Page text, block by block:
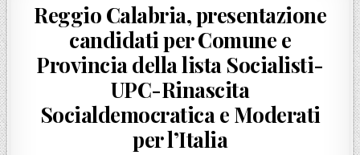
Reggio Calabria, presentazione
candidati per Comune e
Provincia della lista Socialisti-
UPC-Rinascita
Socialdemocratica e Moderati
per l’Italia